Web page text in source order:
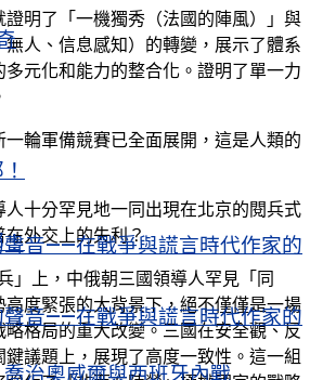
音——在戰爭與謊言時代作家的
治奧威爾與西班牙內戰
！
音——在戰爭與謊言時代作家的
明了「一機獨秀（法國的陣風）」與
無人、信息感知）的轉變，展示了體系
元化和能力的整合化。證明了單一力
輪軍備競賽已全面展開，這是人類的
十分罕見地一同出現在北京的閱兵式
在外交上的失利？
」上，中俄朝三國領導人罕見「同
度緊張的大背景下，絕不僅僅是一場
格局的重大改變。三國在安全觀、反
議題上，展現了高度一致性。這一組